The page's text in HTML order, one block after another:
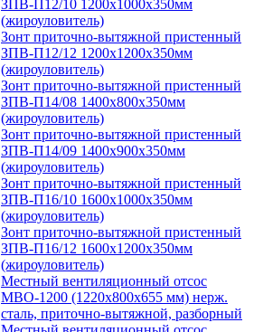
ЗПВ-П12/10 1200х1000х350мм
(жироуловитель)
Зонт приточно-вытяжной пристенный
ЗПВ-П12/12 1200х1200х350мм
(жироуловитель)
Зонт приточно-вытяжной пристенный
ЗПВ-П14/08 1400х800х350мм
(жироуловитель)
Зонт приточно-вытяжной пристенный
ЗПВ-П14/09 1400х900х350мм
(жироуловитель)
Зонт приточно-вытяжной пристенный
ЗПВ-П16/10 1600х1000х350мм
(жироуловитель)
Зонт приточно-вытяжной пристенный
ЗПВ-П16/12 1600х1200х350мм
(жироуловитель)
Местный вентиляционный отсос
МВО-1200 (1220х800х655 мм) нерж.
сталь, приточно-вытяжной, разборный